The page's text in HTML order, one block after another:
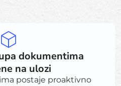
dokumentima
na ulozi
postaje proaktivno